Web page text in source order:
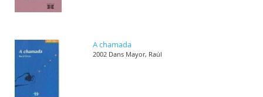
A chamada
2002 Dans Mayor, Raúl